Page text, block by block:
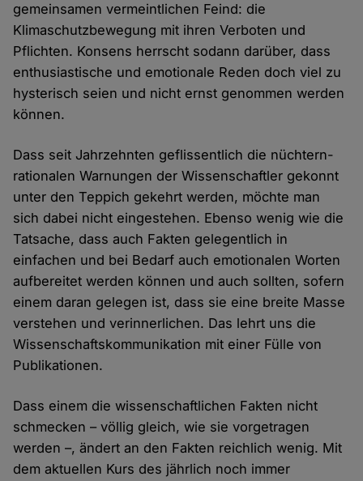
gemeinsamen vermeintlichen Feind: die
Klimaschutzbewegung mit ihren Verboten und
Pflichten. Konsens herrscht sodann darüber, dass
enthusiastische und emotionale Reden doch viel zu
hysterisch seien und nicht ernst genommen werden
können.
Dass seit Jahrzehnten geflissentlich die nüchtern-
rationalen Warnungen der Wissenschaftler gekonnt
unter den Teppich gekehrt werden, möchte man
sich dabei nicht eingestehen. Ebenso wenig wie die
Tatsache, dass auch Fakten gelegentlich in
einfachen und bei Bedarf auch emotionalen Worten
aufbereitet werden können und auch sollten, sofern
einem daran gelegen ist, dass sie eine breite Masse
verstehen und verinnerlichen. Das lehrt uns die
Wissenschaftskommunikation mit einer Fülle von
Publikationen.
Dass einem die wissenschaftlichen Fakten nicht
schmecken – völlig gleich, wie sie vorgetragen
werden –, ändert an den Fakten reichlich wenig. Mit
dem aktuellen Kurs des jährlich noch immer